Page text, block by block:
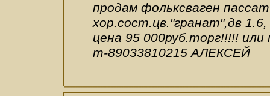
продам фольксваген
хор.сост.цв."гранат",дв
цена 95 000руб.торг!!!!!
т-89033810215 АЛЕКСЕЙ